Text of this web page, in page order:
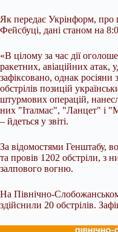
Як передає Укрінформ,
Фейсбуці, дані станом на
«В цілому за час дії
ракетних, авіаційних атак,
зафіксовано, однак росіяни
обстрілів позицій
штурмових операцій,
них "Італмас", "Ланцет" і
– йдеться у звіті.
За відомостями Генштабу,
та провів 1202 обстріли, з
залпового вогню.
На Північно-
здійснили 20 обстрілів.